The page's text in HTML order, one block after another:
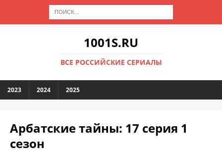
1001S.RU
ВСЕ РОССИЙСКИЕ СЕРИАЛЫ
2023 2024 2025
Арбатские тайны: 17 серия 1
сезон